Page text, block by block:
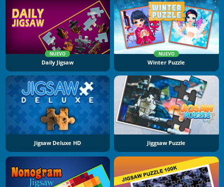
NUEVO
Daily Jigsaw
NUEVO
Winter Puzzle
Jigsaw Deluxe HD Jiggsaw Puzzle